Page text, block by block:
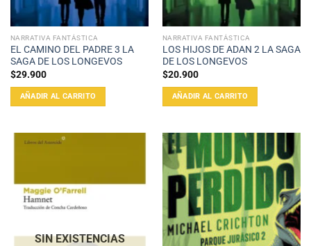
NARRATIVA FANTÁSTICA
EL CAMINO DEL PADRE 3 LA
SAGA DE LOS LONGEVOS
$29.900
AÑADIR AL CARRITO
NARRATIVA FANTÁSTICA
LOS HIJOS DE ADAN 2 LA SAGA
DE LOS LONGEVOS
$20.900
AÑADIR AL CARRITO
SIN EXISTENCIAS